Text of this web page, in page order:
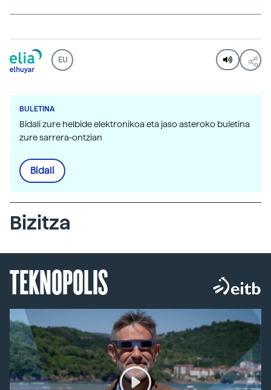
EU
BULETINA
Bidali zure helbide elektronikoa eta jaso asteroko buletina
zure sarrera-ontzian
Bidali
Bizitza
TEKNOPOLIS